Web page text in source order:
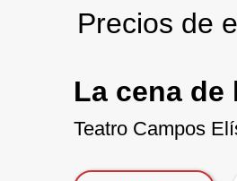
Precios de
La cena
Teatro Campos